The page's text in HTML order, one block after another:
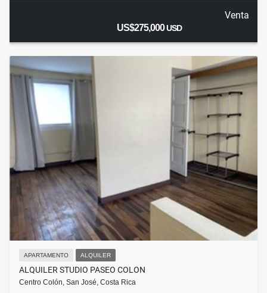
Venta
US$275,000USD
APARTAMENTO ALQUILER
ALQUILER STUDIO PASEO COLON
Centro Colón, San José, Costa Rica